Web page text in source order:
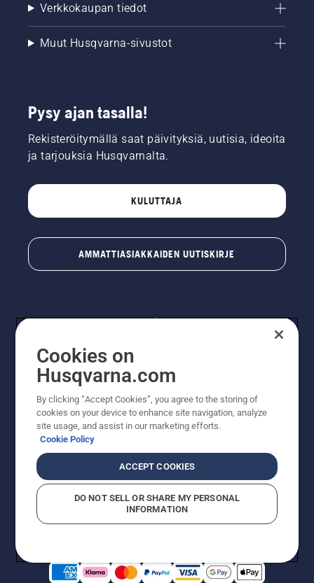
Verkkokaupan tiedot
Muut Husqvarna-sivustot
Pysy ajan tasalla!
Rekisteröitymällä saat päivityksiä, uutisia, ideoita
ja tarjouksia Husqvarnalta.
KULUTTAJA
AMMATTIASIAKKAIDEN UUTISKIRJE
© Husqvarna AB (publ). Kaikki oikeudet pidätetään.
Hinnat ovat suositushintoja. Varaamme oikeudet
hintamuutoksiin, kirjoitus- ja sisältövirheisiin. Sivusto
pyritään pitämään mahdollisimman ajantasaisena ja
suositushintoja (sis. alv), ellei tuotetta voi ostaa
suoraan verkkosivustoltamme.
EvästekäytäntöKäyttöehdotTietosuojailmoitusTiedot
Epäillyistä rikkomuksista ilmoittaminen
Cookies on
Husqvarna.com
By clicking “Accept Cookies”, you agree to the storing of
cookies on your device to enhance site navigation, analyze
site usage, and assist in our marketing efforts.
Cookie Policy
ACCEPT COOKIES
DO NOT SELL OR SHARE MY PERSONAL
INFORMATION